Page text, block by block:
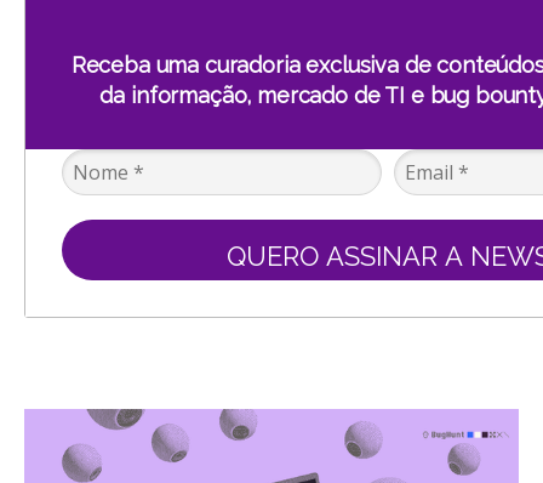
Receba uma curadoria exclusiva de
da informação, mercado de TI e bug
QUERO ASSINAR A